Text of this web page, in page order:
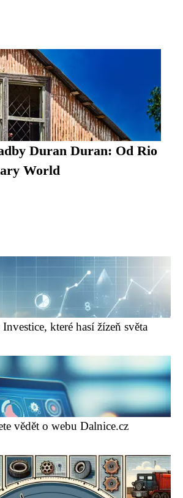
Duran Duran: Od Rio
World
které hasí žízeň světa
vědět o webu Dalnice.cz